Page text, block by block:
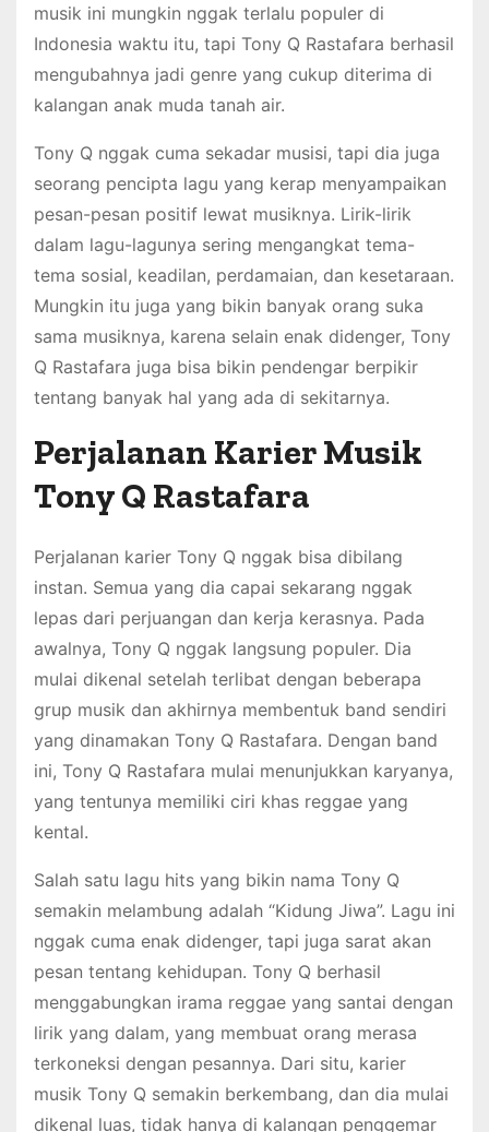
musik ini mungkin nggak terlalu populer di
Indonesia waktu itu, tapi Tony Q Rastafara berhasil
mengubahnya jadi genre yang cukup diterima di
kalangan anak muda tanah air.
Tony Q nggak cuma sekadar musisi, tapi dia juga
seorang pencipta lagu yang kerap menyampaikan
pesan-pesan positif lewat musiknya. Lirik-lirik
dalam lagu-lagunya sering mengangkat tema-
tema sosial, keadilan, perdamaian, dan kesetaraan.
Mungkin itu juga yang bikin banyak orang suka
sama musiknya, karena selain enak didenger, Tony
Q Rastafara juga bisa bikin pendengar berpikir
tentang banyak hal yang ada di sekitarnya.
Perjalanan Karier Musik
Tony Q Rastafara
Perjalanan karier Tony Q nggak bisa dibilang
instan. Semua yang dia capai sekarang nggak
lepas dari perjuangan dan kerja kerasnya. Pada
awalnya, Tony Q nggak langsung populer. Dia
mulai dikenal setelah terlibat dengan beberapa
grup musik dan akhirnya membentuk band sendiri
yang dinamakan Tony Q Rastafara. Dengan band
ini, Tony Q Rastafara mulai menunjukkan karyanya,
yang tentunya memiliki ciri khas reggae yang
kental.
Salah satu lagu hits yang bikin nama Tony Q
semakin melambung adalah “Kidung Jiwa”. Lagu ini
nggak cuma enak didenger, tapi juga sarat akan
pesan tentang kehidupan. Tony Q berhasil
menggabungkan irama reggae yang santai dengan
lirik yang dalam, yang membuat orang merasa
terkoneksi dengan pesannya. Dari situ, karier
musik Tony Q semakin berkembang, dan dia mulai
dikenal luas, tidak hanya di kalangan penggemar